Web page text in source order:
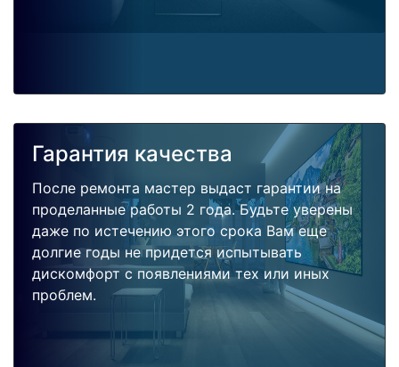
Гарантия качества
После ремонта мастер выдаст гарантии на
проделанные работы 2 года. Будьте уверены
даже по истечению этого срока Вам еще
долгие годы не придется испытывать
дискомфорт с появлениями тех или иных
проблем.